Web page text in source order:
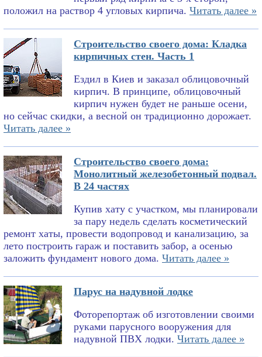
положил на раствор 4 угловых кирпича. Читать далее »
Строительство своего дома: Кладка
кирпичных стен. Часть 1
Ездил в Киев и заказал облицовочный
кирпич. В принципе, облицовочный
кирпич нужен будет не раньше осени,
но сейчас скидки, а весной он традиционно дорожает.
Читать далее »
Строительство своего дома:
Монолитный железобетонный подвал.
В 24 частях
Купив хату с участком, мы планировали
за пару недель сделать косметический
ремонт хаты, провести водопровод и канализацию, за
лето построить гараж и поставить забор, а осенью
заложить фундамент нового дома. Читать далее »
Парус на надувной лодке
Фоторепортаж об изготовлении своими
руками парусного вооружения для
надувной ПВХ лодки. Читать далее »